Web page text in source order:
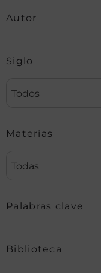
Autor
Siglo
Todos
Materias
Todas
Palabras clave
Biblioteca